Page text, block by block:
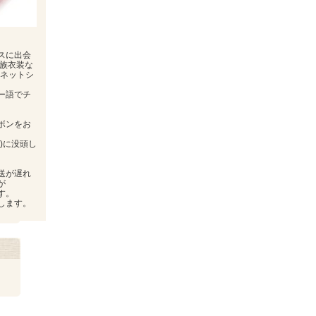
に出会
衣装な
ットシ
語でチ
ンをお
没頭し
が遅れ
す。